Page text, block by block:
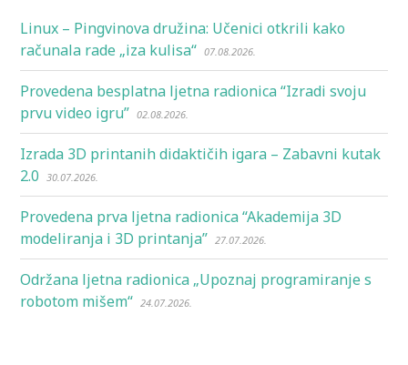
Linux – Pingvinova družina: Učenici otkrili kako
računala rade „iza kulisa“ 07.08.2026.
Provedena besplatna ljetna radionica “Izradi svoju
prvu video igru” 02.08.2026.
Izrada 3D printanih didaktičih igara – Zabavni kutak
2.0
30.07.2026.
Provedena prva ljetna radionica “Akademija 3D
modeliranja i 3D printanja” 27.07.2026.
Održana ljetna radionica „Upoznaj programiranje s
robotom mišem“ 24.07.2026.